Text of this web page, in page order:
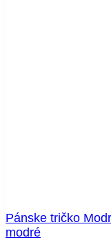
Pánske tričko
modré